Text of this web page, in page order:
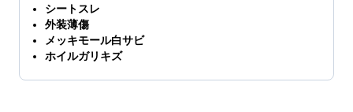
シートスレ
外装薄傷
メッキモール白サビ
ホイルガリキズ